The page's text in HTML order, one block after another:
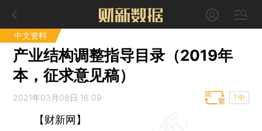
中文资料
产业结构调整指导目录（2019年
本，征求意见稿）
2021年03月08日 16:09 T中
【财新网】